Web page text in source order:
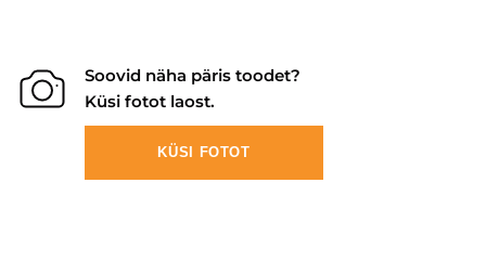
Soovid näha päris toodet?
Küsi fotot laost.
KÜSI FOTOT